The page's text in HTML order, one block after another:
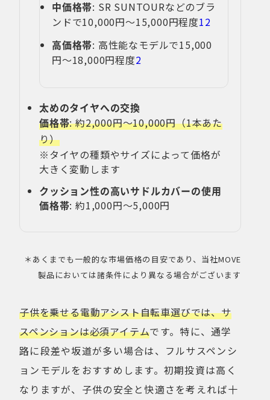
中価格帯: SR SUNTOURなどのブラ
ンドで10,000円〜15,000円程度12
高価格帯: 高性能なモデルで15,000
円〜18,000円程度2
太めのタイヤへの交換
価格帯: 約2,000円〜10,000円（1本あた
り）
※タイヤの種類やサイズによって価格が
大きく変動します
クッション性の高いサドルカバーの使用
価格帯: 約1,000円〜5,000円
＊あくまでも一般的な市場価格の目安であり、当社MOVE
製品においては諸条件により異なる場合がございます
子供を乗せる電動アシスト自転車選びでは、サ
スペンションは必須アイテムです。特に、通学
路に段差や坂道が多い場合は、フルサスペンシ
ョンモデルをおすすめします。初期投資は高く
なりますが、子供の安全と快適さを考えれば十